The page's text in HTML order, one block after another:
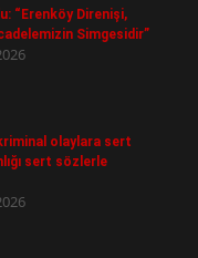
“Erenköy Direnişi,
Simgesidir”
olaylara sert
sert sözlerle